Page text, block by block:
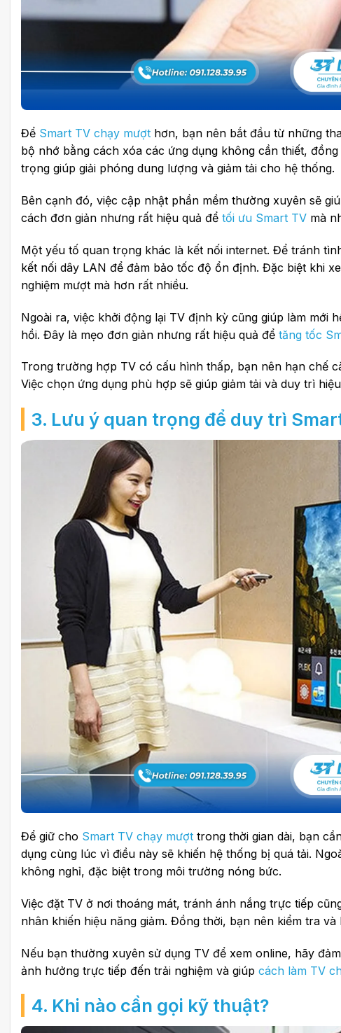
Để Smart TV chạy mượt hơn, bạn nên bắt đầu từ những
bộ nhớ bằng cách xóa các ứng dụng không cần thiết,
trọng giúp giải phóng dung lượng và giảm tải cho hệ thống.
Bên cạnh đó, việc cập nhật phần mềm thường xuyên sẽ
cách đơn giản nhưng rất hiệu quả để tối ưu Smart TV mà
Một yếu tố quan trọng khác là kết nối internet. Để tránh
kết nối dây LAN để đảm bảo tốc độ ổn định. Đặc biệt khi
nghiệm mượt mà hơn rất nhiều.
Ngoài ra, việc khởi động lại TV định kỳ cũng giúp làm mới
hồi. Đây là mẹo đơn giản nhưng rất hiệu quả để tăng tốc
Trong trường hợp TV có cấu hình thấp, bạn nên hạn chế
Việc chọn ứng dụng phù hợp sẽ giúp giảm tải và duy trì
3. Lưu ý quan trọng để duy trì
Để giữ cho Smart TV chạy mượt trong thời gian dài, bạn
dụng cùng lúc vì điều này sẽ khiến hệ thống bị quá tải.
không nghỉ, đặc biệt trong môi trường nóng bức.
Việc đặt TV ở nơi thoáng mát, tránh ánh nắng trực tiếp
nhân khiến hiệu năng giảm. Đồng thời, bạn nên kiểm tra
Nếu bạn thường xuyên sử dụng TV để xem online, hãy
ảnh hưởng trực tiếp đến trải nghiệm và giúp cách làm TV
4. Khi nào cần gọi kỹ thuật?